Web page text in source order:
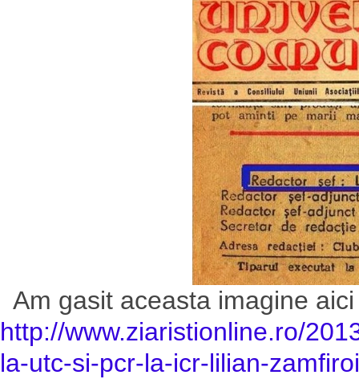
Am gasit aceasta imagine
http://www.ziaristionline.ro/
la-utc-si-pcr-la-icr-lilian-